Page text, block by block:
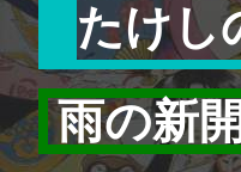
たけし
雨の新